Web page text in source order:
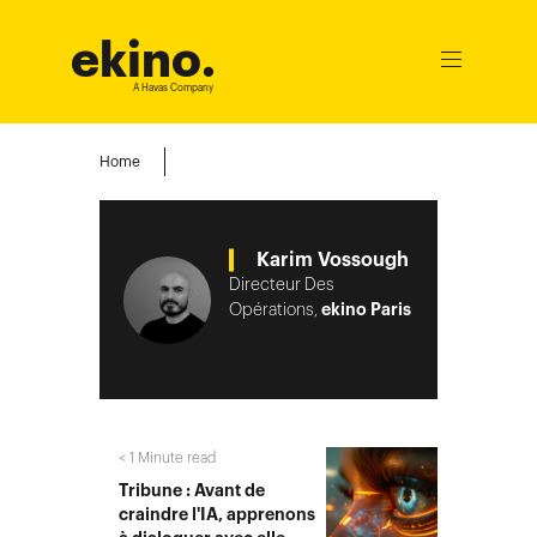
ekino.
A Havas Company
Ouvrir
Home
Karim Vossough
Directeur Des
Opérations, ekino Paris
< 1 Minute read
Tribune : Avant de
craindre l'IA, apprenons